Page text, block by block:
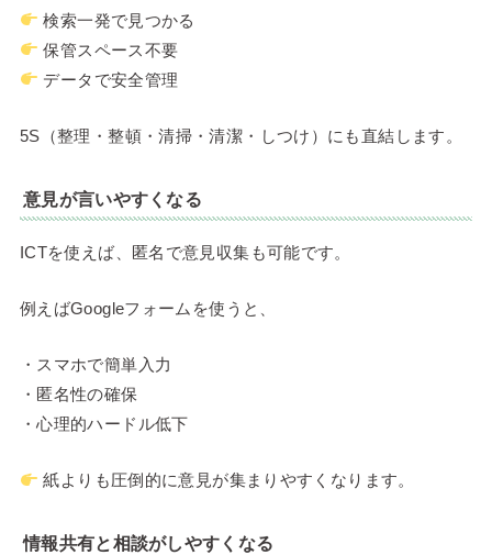
検索一発で見つかる
保管スペース不要
データで安全管理
5S（整理・整頓・清掃・清潔・しつけ）にも直結します。
意見が言いやすくなる
ICTを使えば、匿名で意見収集も可能です。
例えばGoogleフォームを使うと、
・スマホで簡単入力
・匿名性の確保
・心理的ハードル低下
紙よりも圧倒的に意見が集まりやすくなります。
情報共有と相談がしやすくなる